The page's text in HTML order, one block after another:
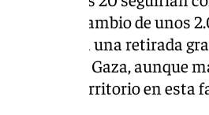
a cambio de unos
a una retirada
dentro de Gaza, aunque
53 % del territorio en esta